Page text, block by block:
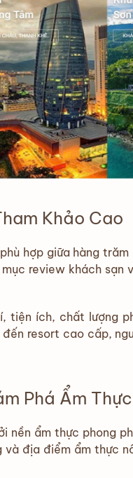
Khảo Cao
hợp giữa hàng
review khách sạn
tiện ích, chất lượng
resort cao cấp,
Phá Ẩm
nền ẩm thực phong
địa điểm ẩm thực